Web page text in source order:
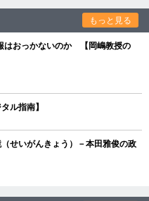
もっと見る
はおっかないのか 【岡嶋教授の
ル指南】
せいがんきょう）－本田雅俊の政